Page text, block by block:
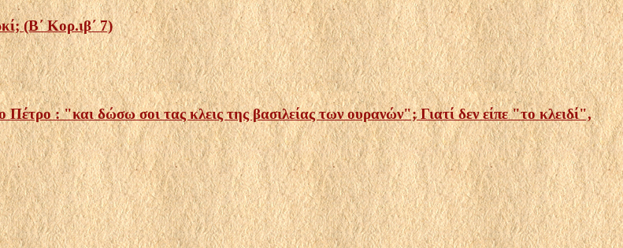
(Β΄ Κορ.ιβ΄ 7)
: "και δώσω σοι τας κλεις της βασιλείας των ουρανών"; Γιατί δεν είπε "το κλειδί",